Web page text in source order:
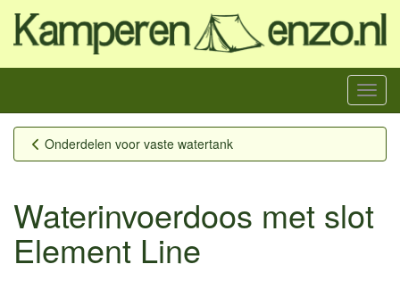
Menu
Onderdelen voor vaste watertank
Waterinvoerdoos met slot
Element Line